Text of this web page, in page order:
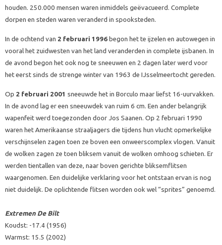
houden. 250.000 mensen waren inmiddels geëvacueerd. Complete
dorpen en steden waren veranderd in spooksteden.
In de ochtend van 2 februari 1996 begon het te ijzelen en autowegen in
vooral het zuidwesten van het land veranderden in complete ijsbanen. In
de avond begon het ook nog te sneeuwen en 2 dagen later werd voor
het eerst sinds de strenge winter van 1963 de IJsselmeertocht gereden.
Op 2 februari 2001 sneeuwde het in Borculo maar liefst 16-uurvakken.
In de avond lag er een sneeuwdek van ruim 6 cm. Een ander belangrijk
wapenfeit werd toegezonden door Jos Saanen. Op 2 februari 1990
waren het Amerikaanse straaljagers die tijdens hun vlucht opmerkelijke
verschijnselen zagen toen ze boven een onweerscomplex vlogen. Vanuit
de wolken zagen ze toen bliksem vanuit de wolken omhoog schieten. Er
werden tientallen van deze, naar boven gerichte bliksemflitsen
waargenomen. Een duidelijke verklaring voor het ontstaan ervan is nog
niet duidelijk. De oplichtende flitsen worden ook wel “sprites” genoemd.
Extremen De Bilt
Koudst: -17.4 (1956)
Warmst: 15.5 (2002)